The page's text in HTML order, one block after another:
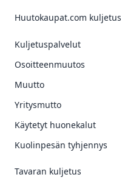
Huutokaupat.com kuljetus
Kuljetuspalvelut
Osoitteenmuutos
Muutto
Yritysmutto
Käytetyt huonekalut
Kuolinpesän tyhjennys
Tavaran kuljetus